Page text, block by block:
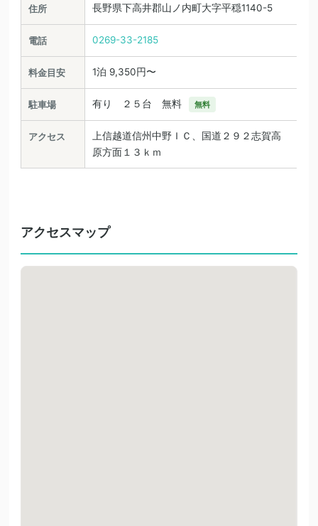
住所 長野県下高井郡山ノ内町大字平穏1140-5
電話 0269-33-2185
料金目安 1泊 9,350円〜
駐車場 有り ２５台 無料 無料
アクセス
上信越道信州中野ＩＣ、国道２９２志賀高
原方面１３ｋｍ
アクセスマップ